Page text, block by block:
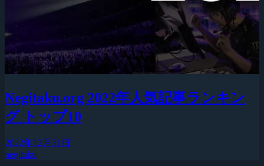
Negitaku.org 2022年人気記事ランキン
グ トップ10
2022年12月31日
negitaku